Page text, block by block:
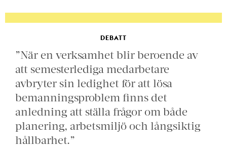
DEBATT
”När en verksamhet blir beroende av
att semesterlediga medarbetare
avbryter sin ledighet för att lösa
bemanningsproblem finns det
anledning att ställa frågor om både
planering, arbetsmiljö och långsiktig
hållbarhet.”